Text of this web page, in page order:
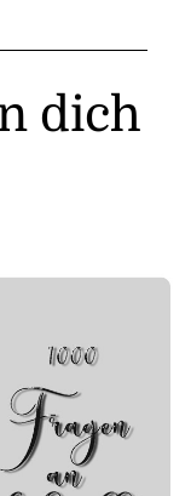
dich